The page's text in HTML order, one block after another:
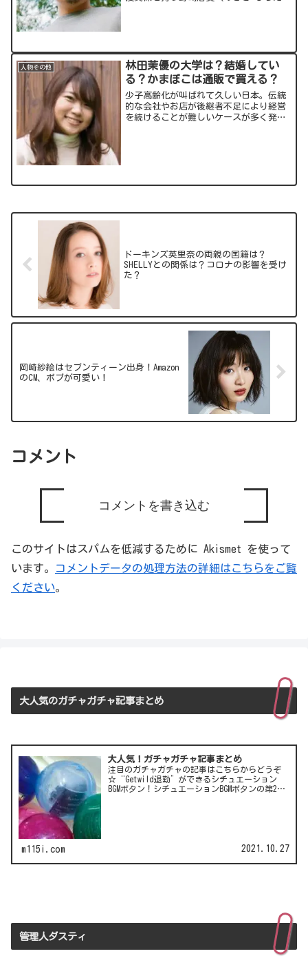
人物その他
林田茉優の大学は？結婚してい
る？かまぼこは通販で買える？
少子高齢化が叫ばれて久しい日本。伝統
的な会社やお店が後継者不足により経営
を続けることが難しいケースが多く発生
ドーキンズ英里奈の両親の国籍は？
SHELLYとの関係は？コロナの影響を受け
た？
岡崎紗絵はセブンティーン出身！Amazon
のCM、ボブが可愛い！
コメント
コメントを書き込む
このサイトはスパムを低減するために Akismet を使って
います。
コメントデータの処理方法の詳細はこちらをご覧
ください。
大人気のガチャガチャ記事まとめ
大人気！ガチャガチャ記事まとめ
注目のガチャガチャの記事はこちらからどうぞ
☆“Getwild退勤”ができるシチュエーション
BGMボタン！シチュエーションBGMボタンの第2
m115i.com 2021.10.27
管理人ダスティ